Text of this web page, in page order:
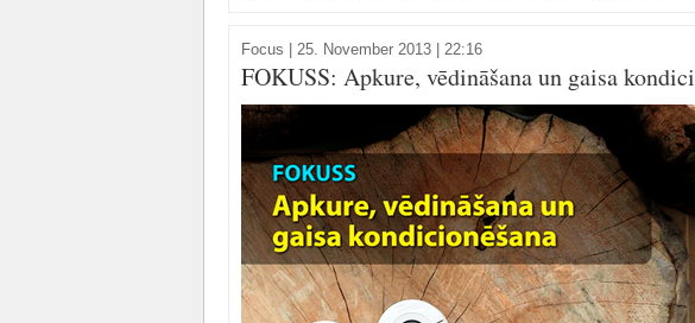
Focus 25. November 2013 | 22:16
FOKUSS: Apkure, vēdināšana un gaisa